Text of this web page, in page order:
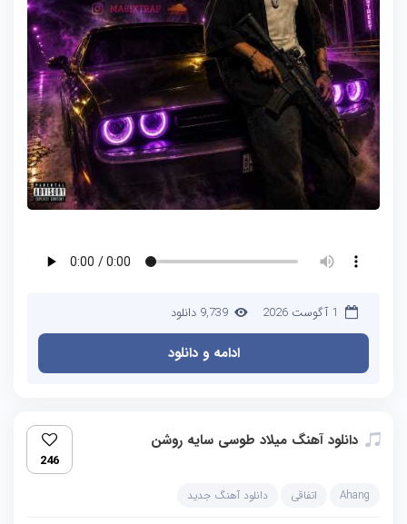
1 آگوست 2026 9,739 دانلود
ادامه و دانلود
دانلود آهنگ میلاد طوسی سایه روشن
246
Ahang اتفاقی دانلود آهنگ جدید